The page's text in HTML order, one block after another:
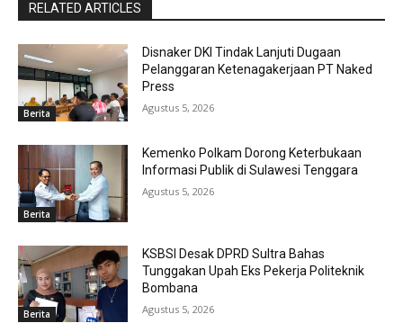
RELATED ARTICLES
Berita
Disnaker DKI Tindak Lanjuti Dugaan
Pelanggaran Ketenagakerjaan PT Naked
Press
Agustus 5, 2026
Berita
Kemenko Polkam Dorong Keterbukaan
Informasi Publik di Sulawesi Tenggara
Agustus 5, 2026
Berita
KSBSI Desak DPRD Sultra Bahas
Tunggakan Upah Eks Pekerja Politeknik
Bombana
Agustus 5, 2026